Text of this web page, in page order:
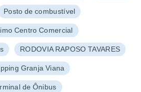
Posto de combustível
Centro Comercial
RODOVIA RAPOSO TAVARES
Granja Viana
de Ônibus